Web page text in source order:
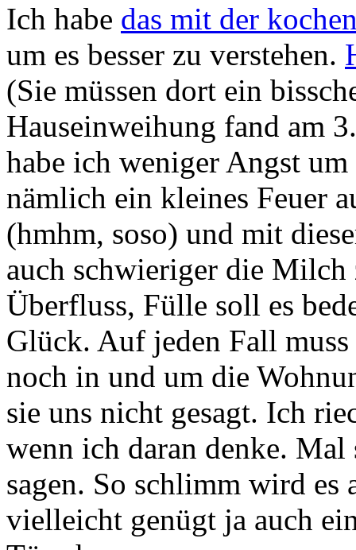
Ich habe das mit der
um es besser zu verstehen.
(Sie müssen dort ein
Hauseinweihung fand am
habe ich weniger Angst
nämlich ein kleines Feuer
(hmhm, soso) und mit
auch schwieriger die
Überfluss, Fülle soll es
Glück. Auf jeden Fall
noch in und um die
sie uns nicht gesagt. Ich
wenn ich daran denke. Mal
sagen. So schlimm wird
vielleicht genügt ja auch